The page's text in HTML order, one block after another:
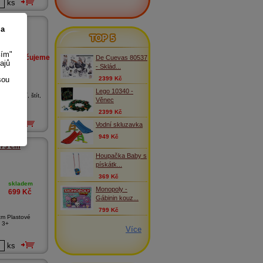
ks
Doporučujeme
skladem
- Brnění, štít,
cm
skladem
699 Kč
Plastové
3+
ks
TOP 5
De Cuevas 80537
- Sklád...
2399 Kč
Lego 10340 -
Věnec
2399 Kč
Vodní skluzavka
949 Kč
Houpačka Baby s
pískátk...
369 Kč
Monopoly -
Gábinin kouz...
799 Kč
Více